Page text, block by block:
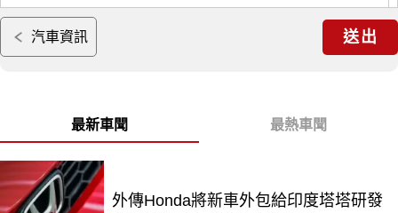
汽車資訊 送出
最新車聞 最熱車聞
外傳Honda將新車外包給印度塔塔研發